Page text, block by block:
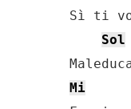
Sì ti
Sol
Mi